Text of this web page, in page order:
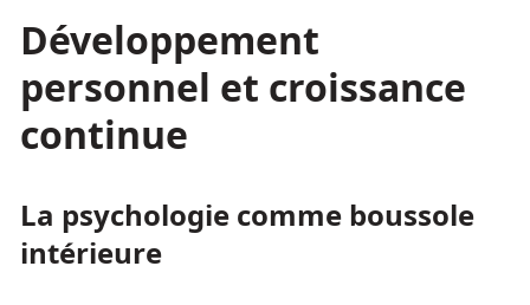
Développement
personnel et croissance
continue
La psychologie comme boussole
intérieure